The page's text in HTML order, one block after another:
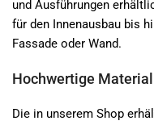
und Ausführungen
für den Innenausbau bis
Fassade oder Wand.
Hochwertige
Die in unserem Shop